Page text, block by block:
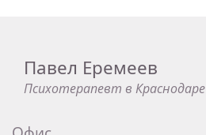
Павел Еремеев
Психотерапевт в Краснодаре